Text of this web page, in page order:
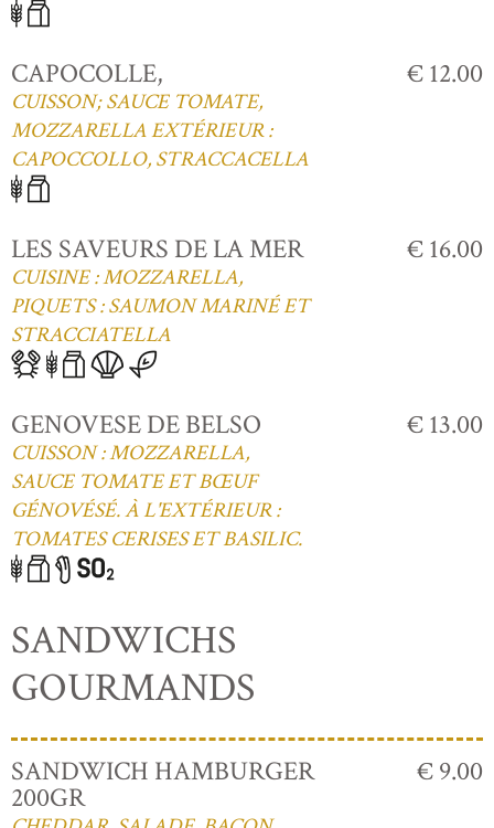
CAPOCOLLE,
CUISSON; SAUCE TOMATE,
MOZZARELLA EXTÉRIEUR :
CAPOCCOLLO, STRACCACELLA
€ 12.00
LES SAVEURS DE LA MER
CUISINE : MOZZARELLA,
PIQUETS : SAUMON MARINÉ ET
STRACCIATELLA
€ 16.00
GENOVESE DE BELSO
CUISSON : MOZZARELLA,
SAUCE TOMATE ET BŒUF
GÉNOVÉSÉ. À L'EXTÉRIEUR :
TOMATES CERISES ET BASILIC.
€ 13.00
SANDWICHS
GOURMANDS
SANDWICH HAMBURGER
200GR
€ 9.00